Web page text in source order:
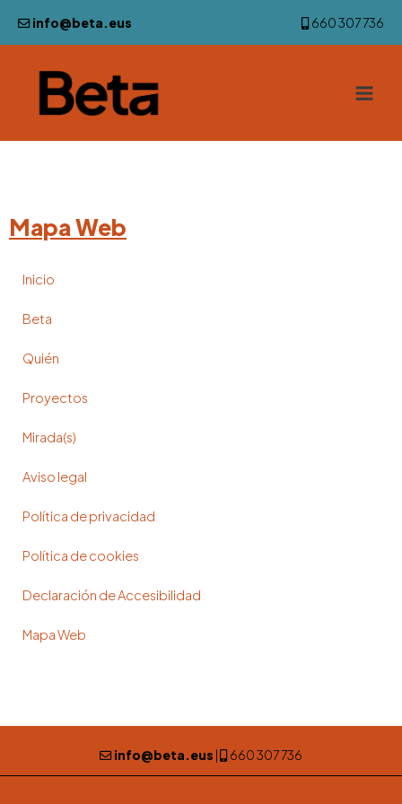
info@beta.eus 660 307 736
Mapa Web
Inicio
Beta
Quién
Proyectos
Mirada(s)
Aviso legal
Política de privacidad
Política de cookies
Declaración de Accesibilidad
Mapa Web
info@beta.eus 660 307 736